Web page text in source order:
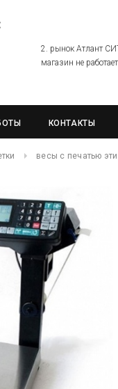
2. рынок Атлант
магазин не работает
КОНТАКТЫ
весы с печатью